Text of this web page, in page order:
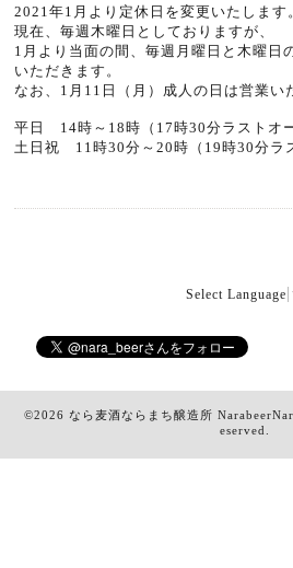
2021年1月より定休日を変更いたします
現在、毎週木曜日としておりますが、
1月より当面の間、毎週月曜日と木曜日
いただきます。
なお、1月11日（月）成人の日は営業い
平日 14時～18時（17時30分ラストオ
土日祝 11時30分～20時（19時30分ラ
Select Language
©2026 なら麦酒ならまち醸造所
eserved.